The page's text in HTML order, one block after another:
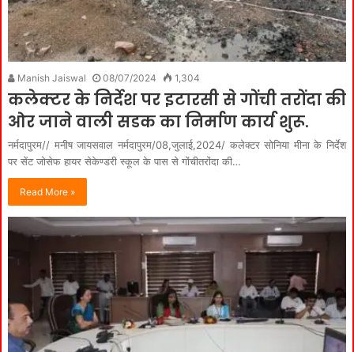
Manish Jaiswal 08/07/2024 1,304
कलेक्‍टर के निर्देश पर इटारसी से गोंची तरोंदा की
ओर जाने वाली सडक का निर्माण कार्य शुरू.
नर्मदापुरम// मनीष जायसवाल नर्मदापुरम/08,जुलाई,2024/ कलेक्‍टर सोनिया मीना के निर्देश
पर सेंट जोसेफ हायर सेकेण्‍डरी स्‍कूल के पास से गोंचीतरोंदा की…
Read More »